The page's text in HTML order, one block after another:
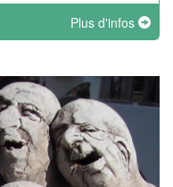
Plus d'infos